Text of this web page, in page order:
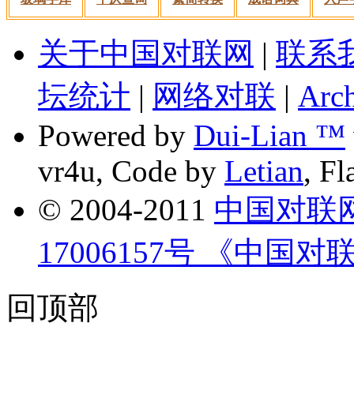
关于中国对联网 | 联系
坛统计 | 网络对联 |
Powered by Dui-Lian ™
vr4u, Code by Letian,
© 2004-2011 中国对联
17006157号 《中国对
回顶部